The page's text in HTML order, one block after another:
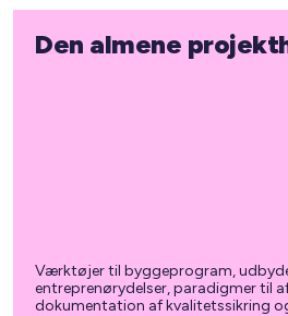
Den almene
Værktøjer til byggeprogram,
entreprenørydelser, paradigmer til
dokumentation af kvalitetssikring